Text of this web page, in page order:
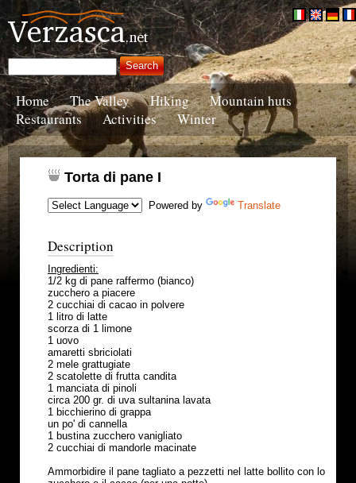
Home The Valley Hiking
Mountain huts
Restaurants
Activities Winter
Torta di pane I
Powered by Translate
Description
Ingredienti:
1/2 kg di pane raffermo (bianco)
zucchero a piacere
2 cucchiai di cacao in polvere
1 litro di latte
scorza di 1 limone
1 uovo
amaretti sbriciolati
2 mele grattugiate
2 scatolette di frutta candita
1 manciata di pinoli
circa 200 gr. di uva sultanina lavata
1 bicchierino di grappa
un po' di cannella
1 bustina zucchero vanigliato
2 cucchiai di mandorle macinate
Ammorbidire il pane tagliato a pezzetti nel latte bollito con lo